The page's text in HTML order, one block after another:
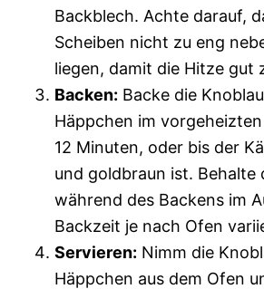
Backblech. Achte darauf,
Scheiben nicht zu eng
liegen, damit die Hitze gut
Backen: Backe die
Häppchen im
12 Minuten, oder bis der
und goldbraun ist. Behalte
während des Backens im
Backzeit je nach Ofen
Servieren: Nimm die
Häppchen aus dem Ofen